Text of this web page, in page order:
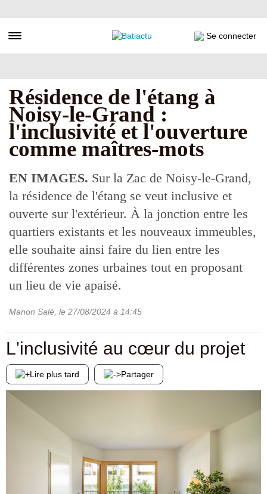
au
principal
Toggle navigation Se connecter
Résidence de l'étang à
Noisy-le-Grand :
l'inclusivité et l'ouverture
comme maîtres-mots
EN IMAGES. Sur la Zac de Noisy-le-Grand,
la résidence de l'étang se veut inclusive et
ouverte sur l'extérieur. À la jonction entre les
quartiers existants et les nouveaux immeubles,
elle souhaite ainsi faire du lien entre les
différentes zones urbaines tout en proposant
un lieu de vie apaisé.
Manon Salé , le 27/08/2024 à 14:45
L'inclusivité au cœur du projet
Lire plus tard Partager